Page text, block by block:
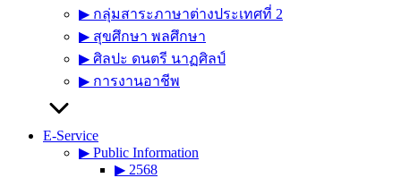
▶︎ กลุ่มสาระภาษาต่างประเทศที่ 2
▶︎ สุขศึกษา พลศึกษา
▶︎ ศิลปะ ดนตรี นาฏศิลป์
▶︎ การงานอาชีพ
E-Service
▶︎ Public Information
▶︎ 2568